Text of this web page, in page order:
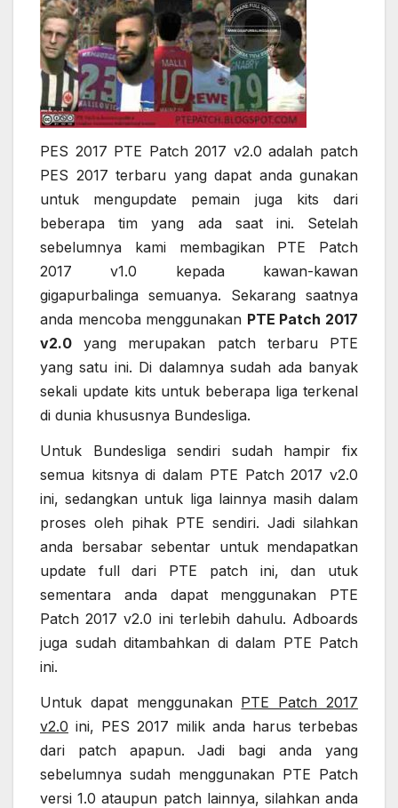
PES 2017 PTE Patch 2017 v2.0 adalah patch
PES 2017 terbaru yang dapat anda gunakan
untuk mengupdate pemain juga kits dari
beberapa tim yang ada saat ini. Setelah
sebelumnya kami membagikan PTE Patch
2017 v1.0 kepada kawan-kawan
gigapurbalinga semuanya. Sekarang saatnya
anda mencoba menggunakan PTE Patch 2017
v2.0 yang merupakan patch terbaru PTE
yang satu ini. Di dalamnya sudah ada banyak
sekali update kits untuk beberapa liga terkenal
di dunia khususnya Bundesliga.
Untuk Bundesliga sendiri sudah hampir fix
semua kitsnya di dalam PTE Patch 2017 v2.0
ini, sedangkan untuk liga lainnya masih dalam
proses oleh pihak PTE sendiri. Jadi silahkan
anda bersabar sebentar untuk mendapatkan
update full dari PTE patch ini, dan utuk
sementara anda dapat menggunakan PTE
Patch 2017 v2.0 ini terlebih dahulu. Adboards
juga sudah ditambahkan di dalam PTE Patch
ini.
Untuk dapat menggunakan PTE Patch 2017
v2.0 ini, PES 2017 milik anda harus terbebas
dari patch apapun. Jadi bagi anda yang
sebelumnya sudah menggunakan PTE Patch
versi 1.0 ataupun patch lainnya, silahkan anda